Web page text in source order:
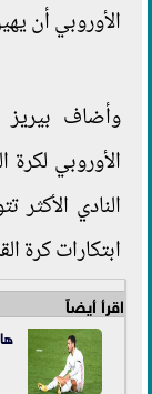
الأوروبي أن
وأضاف بيريز
الأوروبي
النادي
ابتكارات كرة
اقرأ أيضاً